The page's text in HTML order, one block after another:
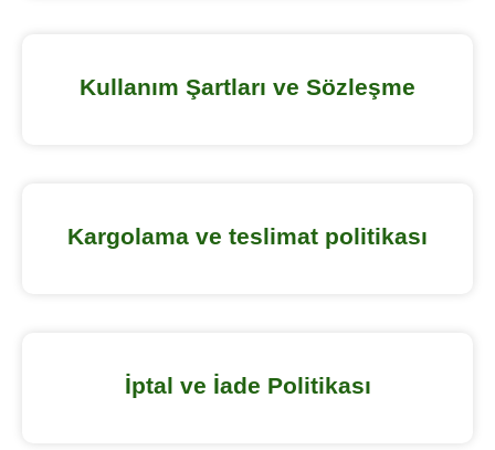
Kullanım Şartları ve Sözleşme
Kargolama ve teslimat politikası
İptal ve İade Politikası